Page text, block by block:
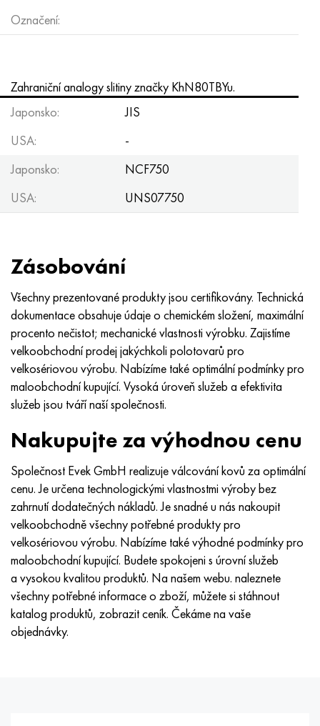
Označení:
Zahraniční analogy slitiny značky KhN80TBYu.
Japonsko:
JIS
USA:
-
Japonsko:
NCF750
USA:
UNS07750
Zásobování
Všechny prezentované produkty jsou certifikovány. Technická
dokumentace obsahuje údaje o chemickém složení, maximální
procento nečistot; mechanické vlastnosti výrobku. Zajistíme
velkoobchodní prodej jakýchkoli polotovarů pro
velkosériovou výrobu. Nabízíme také optimální podmínky pro
maloobchodní kupující. Vysoká úroveň služeb a efektivita
služeb jsou tváří naší společnosti.
Nakupujte za výhodnou cenu
Společnost Evek GmbH realizuje válcování kovů za optimální
cenu. Je určena technologickými vlastnostmi výroby bez
zahrnutí dodatečných nákladů. Je snadné u nás nakoupit
velkoobchodně všechny potřebné produkty pro
velkosériovou výrobu. Nabízíme také výhodné podmínky pro
maloobchodní kupující. Budete spokojeni s úrovní služeb
a vysokou kvalitou produktů. Na našem webu. naleznete
všechny potřebné informace o zboží, můžete si stáhnout
katalog produktů, zobrazit ceník. Čekáme na vaše
objednávky.